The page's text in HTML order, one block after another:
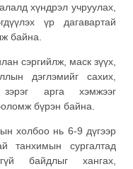
хүндрэл учруулах,
үр дагавартай
байна.
сэргийлж, маск зүүх,
дэглэмийг сахих,
зэрэг арга хэмжээг
бүрэн байна.
холбоо нь 6-9 дүгээр
танхимын сургалтад
байдлыг хангах,